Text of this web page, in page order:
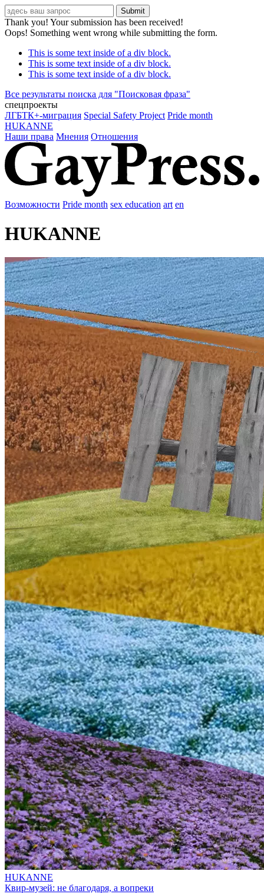
Thank you! Your submission has been received!
Oops! Something went wrong while submitting the form.
This is some text inside of a div block.
This is some text inside of a div block.
This is some text inside of a div block.
Все результаты поиска для "Поисковая фраза"
спецпроекты
ЛГБТК+-миграция Special Safety Project Pride month
HUKANNE
Наши права Мнения Отношения
Возможности Pride month sex education art en
HUKANNE
HUKANNE
Квир-музей: не благодаря, а вопреки